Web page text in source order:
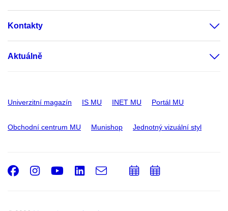
Kontakty
Aktuálně
Univerzitní magazín IS MU INET MU Portál MU
Obchodní centrum MU Munishop Jednotný vizuální styl
Facebook
Instagram
Youtube
LinkedIn
e-
PřidatPřidat